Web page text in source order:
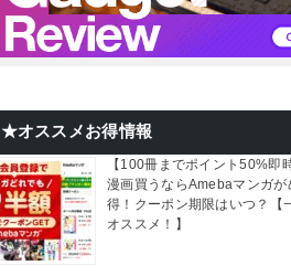
★オススメお得情報
【100冊までポイント50%即
漫画買うならAmebaマンガが
得！クーポン期限はいつ？【
オススメ！】